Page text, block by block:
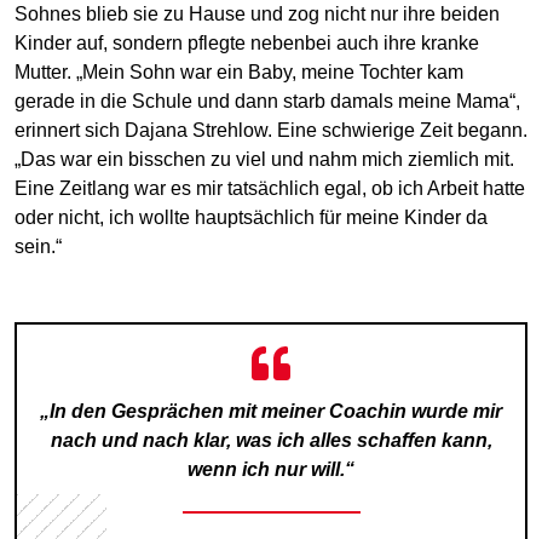
Sohnes blieb sie zu Hause und zog nicht nur ihre beiden
Kinder auf, sondern pflegte nebenbei auch ihre kranke
Mutter. „Mein Sohn war ein Baby, meine Tochter kam
gerade in die Schule und dann starb damals meine Mama“,
erinnert sich Dajana Strehlow. Eine schwierige Zeit begann.
„Das war ein bisschen zu viel und nahm mich ziemlich mit.
Eine Zeitlang war es mir tatsächlich egal, ob ich Arbeit hatte
oder nicht, ich wollte hauptsächlich für meine Kinder da
sein.“
„In den Gesprächen mit meiner Coachin wurde mir
nach und nach klar, was ich alles schaffen kann,
wenn ich nur will.“